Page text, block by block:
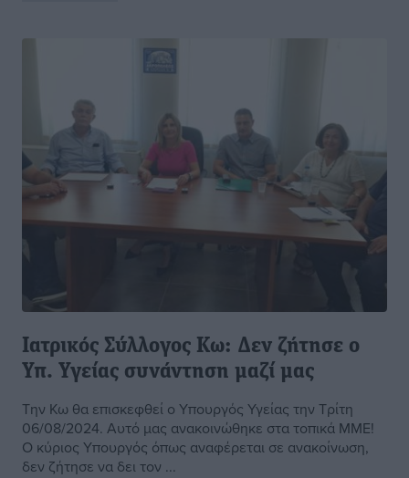
Ιατρικός Σύλλογος Κω: Δεν ζήτησε ο
Υπ. Υγείας συνάντηση μαζί μας
Την Κω θα επισκεφθεί ο Υπουργός Υγείας την Τρίτη
06/08/2024. Αυτό μας ανακοινώθηκε στα τοπικά ΜΜΕ!
Ο κύριος Υπουργός όπως αναφέρεται σε ανακοίνωση,
δεν ζήτησε να δει τον ...